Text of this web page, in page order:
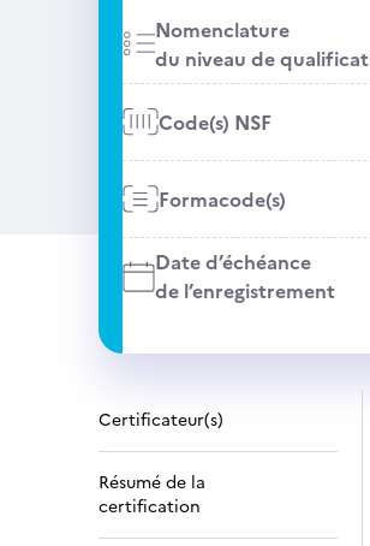
Nomenclature
du niveau de
Code(s) NSF
Formacode(s)
Date d’échéance
de l’enregistrement
Certificateur(s)
Résumé de la
certification